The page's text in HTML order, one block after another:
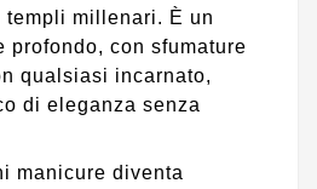
millenari. È un
profondo, con sfumature
qualsiasi incarnato,
di eleganza senza
manicure diventa